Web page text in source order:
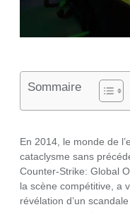
Sommaire
En 2014, le monde de
cataclysme sans
Counter-Strike: Global
la scène compétitive, a
révélation d’un